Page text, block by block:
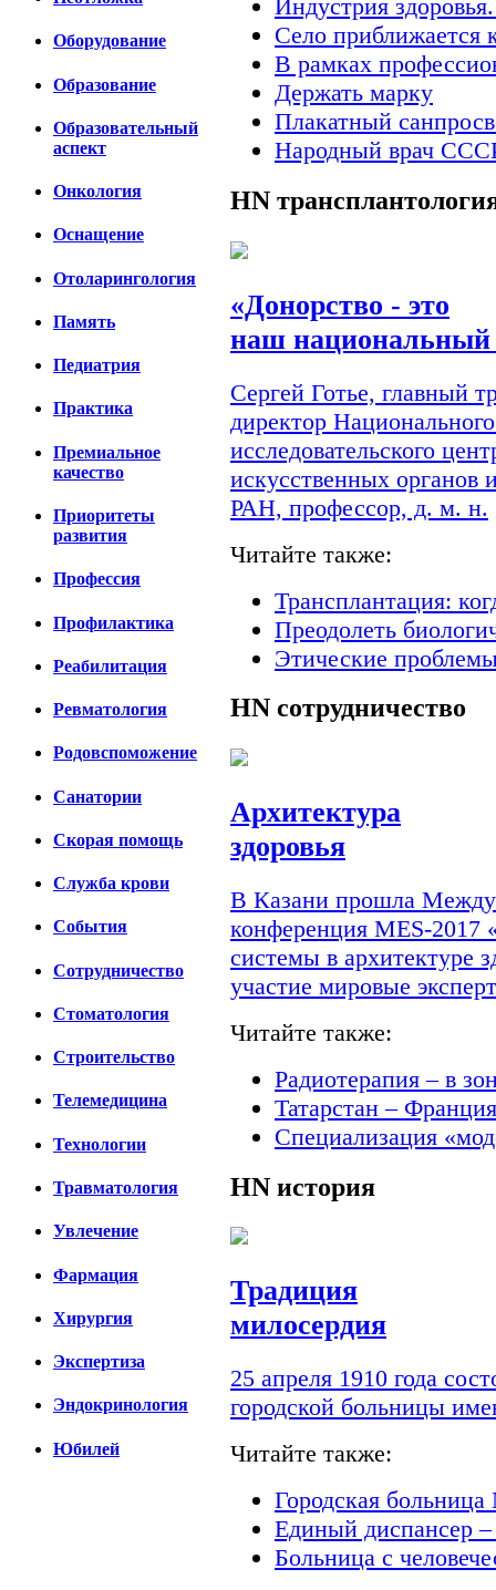
Оборудование
Образование
Образовательный
аспект
Онкология
Оснащение
Отоларингология
Память
Педиатрия
Практика
Премиальное
качество
Приоритеты
развития
Профессия
Профилактика
Реабилитация
Ревматология
Родовспоможение
Санатории
Скорая помощь
Cлужба крови
События
Сотрудничество
Стоматология
Строительство
Телемедицина
Технологии
Травматология
Увлечение
Фармация
Хирургия
Экспертиза
Эндокринология
Юбилей
Индустрия
Село приближается
В рамках
Держать марку
Плакатный
Народный врач
HN
«Донорство - это
наш национальный
Сергей Готье, главный
директор
исследовательского
искусственных
РАН, профессор, д. м. н.
Читайте также:
Трансплантация:
Преодолеть
Этические
HN сотрудничество
Архитектура
здоровья
В Казани прошла
конференция MES-
системы в архитектуре
участие мировые
Читайте также:
Радиотерапия – в
Татарстан –
Специализация
HN история
Традиция
милосердия
25 апреля 1910 года
городской больницы
Читайте также:
Городская
Единый диспансер
Больница с